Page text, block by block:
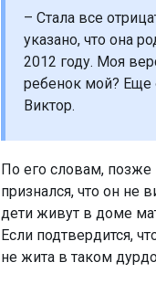
– Стала все
указано, что она
2012 году. Моя
ребенок мой? Еще
Виктор.
По его словам, позже
признался, что он не
дети живут в доме
Если подтвердится,
не жита в таком